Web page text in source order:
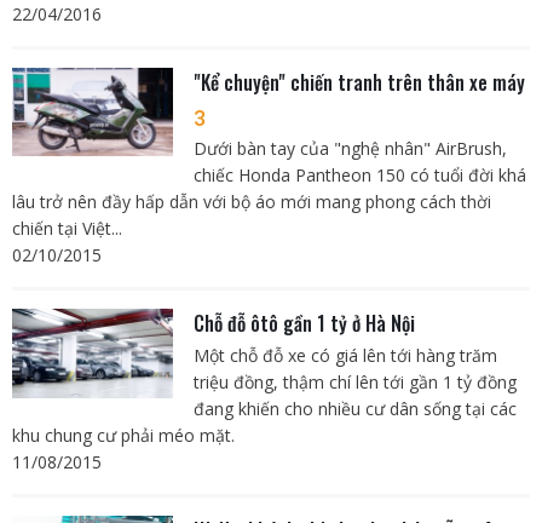
22/04/2016
"Kể chuyện" chiến tranh trên thân xe máy
3
Dưới bàn tay của "nghệ nhân" AirBrush,
chiếc Honda Pantheon 150 có tuổi đời khá
lâu trở nên đầy hấp dẫn với bộ áo mới mang phong cách thời
chiến tại Việt...
02/10/2015
Chỗ đỗ ôtô gần 1 tỷ ở Hà Nội
Một chỗ đỗ xe có giá lên tới hàng trăm
triệu đồng, thậm chí lên tới gần 1 tỷ đồng
đang khiến cho nhiều cư dân sống tại các
khu chung cư phải méo mặt.
11/08/2015